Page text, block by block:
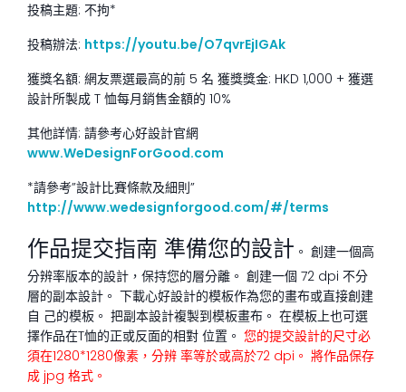
投稿主題: 不拘*
投稿辦法: https://youtu.be/O7qvrEjIGAk
獲獎名額: 網友票選最高的前 5 名 獲獎獎金: HKD 1,000 + 獲選
設計所製成 T 恤每月銷售金額的 10%
其他詳情: 請參考心好設計官網
www.WeDesignForGood.com
*請參考”設計比賽條款及細則”
http://www.wedesignforgood.com/#/terms
作品提交指南 準備您的設計 。 創建一個高
分辨率版本的設計，保持您的層分離。 創建一個 72 dpi 不分
層的副本設計。 下載心好設計的模板作為您的畫布或直接創建
自 己的模板。 把副本設計複製到模板畫布。 在模板上也可選
擇作品在T恤的正或反面的相對 位置。 您的提交設計的尺寸必
須在1280*1280像素，分辨 率等於或高於72 dpi。 將作品保存
成 jpg 格式。